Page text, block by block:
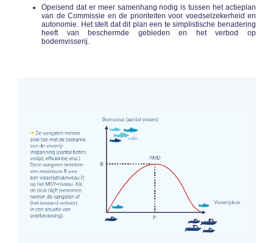
Opeisend dat er meer samenhang nodig is tussen het actieplan
van de Commissie en de prioriteiten voor voedselzekerheid en
autonomie. Het stelt dat dit plan een te simplistische benadering
heeft van beschermde gebieden en het verbod op
bodemvisserij.